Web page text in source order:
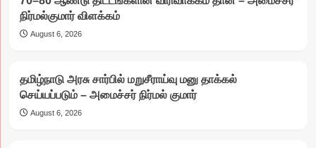
நிர்மல்குமார் விளக்கம்
August 6, 2026
தமிழ்நாடு அரசு சார்பில் மறுசீராய்வு மனு தாக்கல்
செய்யப்படும் – அமைச்சர் நிர்மல் குமார்
August 6, 2026